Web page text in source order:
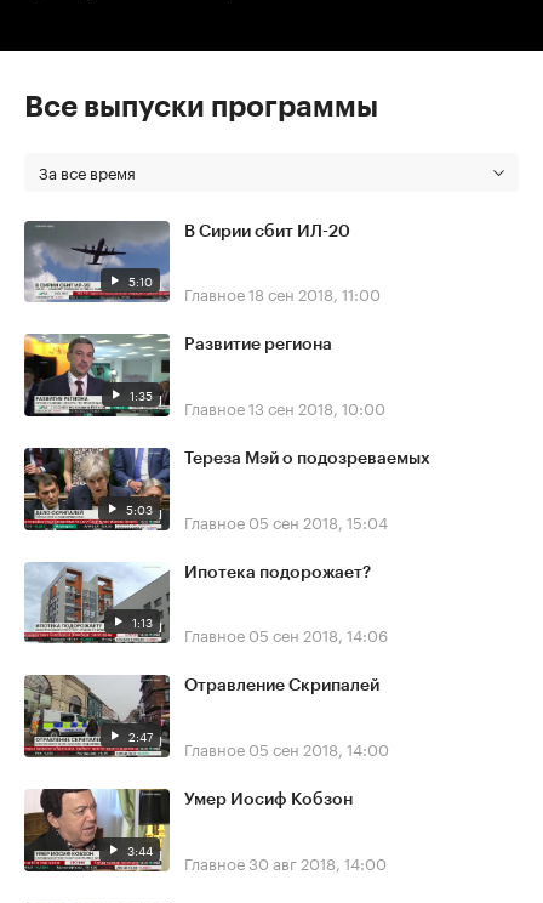
Все выпуски программы
За все время
5:10
В Сирии сбит ИЛ-20
Главное18 сен 2018, 11:00
1:35
Развитие региона
Главное13 сен 2018, 10:00
5:03
Тереза Мэй о подозреваемых
Главное 05 сен 2018, 15:04
1:13
Ипотека подорожает?
Главное 05 сен 2018, 14:06
2:47
Отравление Скрипалей
Главное 05 сен 2018, 14:00
3:44
Умер Иосиф Кобзон
Главное30 авг 2018, 14:00